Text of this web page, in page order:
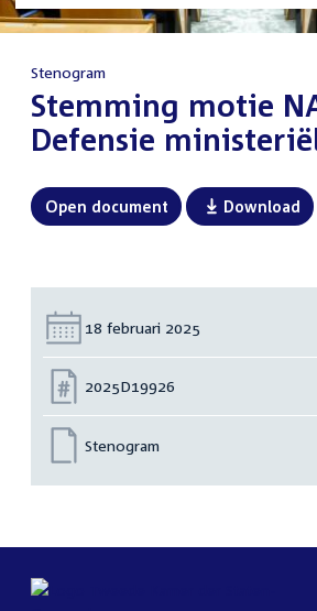
Stenogram
:Stemming motie
Defensie
Open document Download
Datum:
18 februari 2025
Nummer:
2025D19926
Stenogram